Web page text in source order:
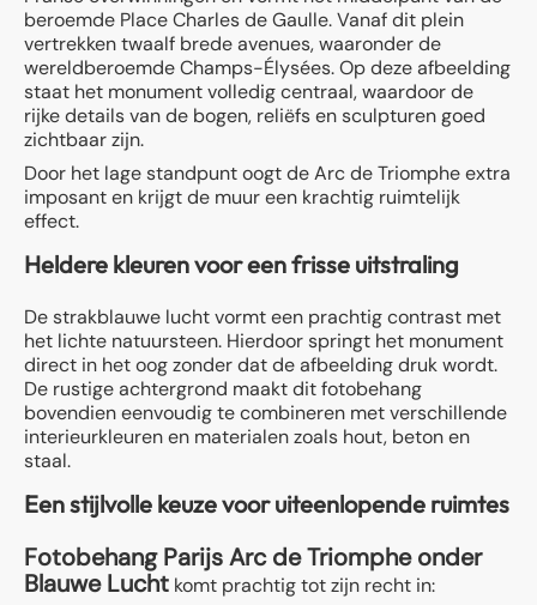
beroemde Place Charles de Gaulle. Vanaf dit plein
vertrekken twaalf brede avenues, waaronder de
wereldberoemde Champs-Élysées. Op deze afbeelding
staat het monument volledig centraal, waardoor de
rijke details van de bogen, reliëfs en sculpturen goed
zichtbaar zijn.
Door het lage standpunt oogt de Arc de Triomphe extra
imposant en krijgt de muur een krachtig ruimtelijk
effect.
Heldere kleuren voor een frisse uitstraling
De strakblauwe lucht vormt een prachtig contrast met
het lichte natuursteen. Hierdoor springt het monument
direct in het oog zonder dat de afbeelding druk wordt.
De rustige achtergrond maakt dit fotobehang
bovendien eenvoudig te combineren met verschillende
interieurkleuren en materialen zoals hout, beton en
staal.
Een stijlvolle keuze voor uiteenlopende ruimtes
Fotobehang Parijs Arc de Triomphe onder
Blauwe Lucht komt prachtig tot zijn recht in: